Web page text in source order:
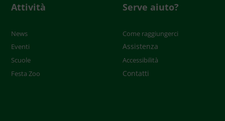
Attività
News
Eventi
Scuole
Festa Zoo
Serve aiuto?
Come raggiungerci
Assistenza
Accessibilità
Contatti